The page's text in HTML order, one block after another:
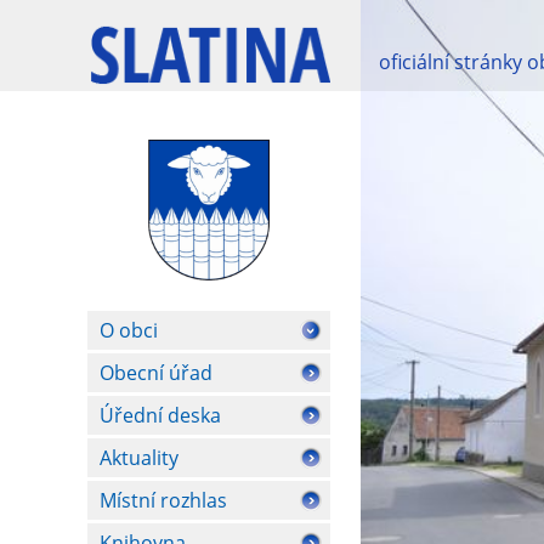
O obci
Obecní úřad
Úřední deska
Aktuality
Místní rozhlas
oficiální stránky